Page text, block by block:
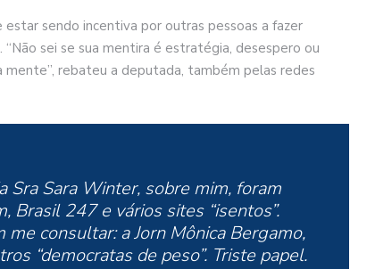
sendo incentiva por outras pessoas a fazer
sei se sua mentira é estratégia, desespero ou
mente”, rebateu a deputada, também pelas redes
Sra Sara Winter, sobre mim, foram
Brasil 247 e vários sites “isentos”.
consultar: a Jorn Mônica Bergamo,
“democratas de peso”. Triste papel.